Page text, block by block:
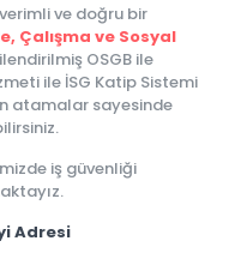
ve doğru bir
Çalışma ve Sosyal
OSGB ile
ile İSG Katip Sistemi
atamalar sayesinde
iş güvenliği
Adresi